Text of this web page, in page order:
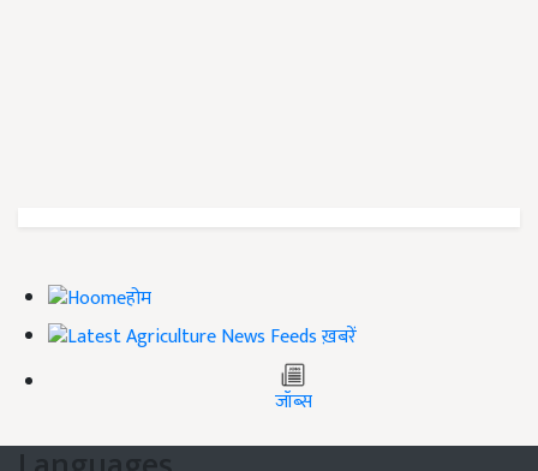
होम
ख़बरें
जॉब्स